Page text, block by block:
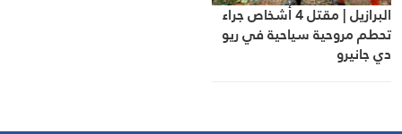
البرازيل | مقتل 4 أشخاص جراء
تحطم مروحية سياحية في ريو
دي جانيرو